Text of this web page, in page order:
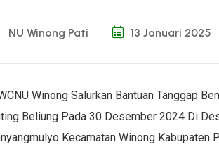
NU Winong Pati 13 Januari 2025
Winong Salurkan Bantuan Tanggap
Beliung Pada 30 Desember 2024 Di
Kecamatan Winong Kabupaten